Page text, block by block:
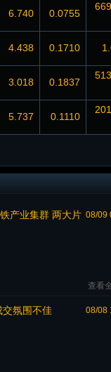
6.740 0.0755
4.438 0.1710
3.018 0.1837
5.737 0.1110
08/09
产业集群 两大片
查看
08/08
交氛围不佳